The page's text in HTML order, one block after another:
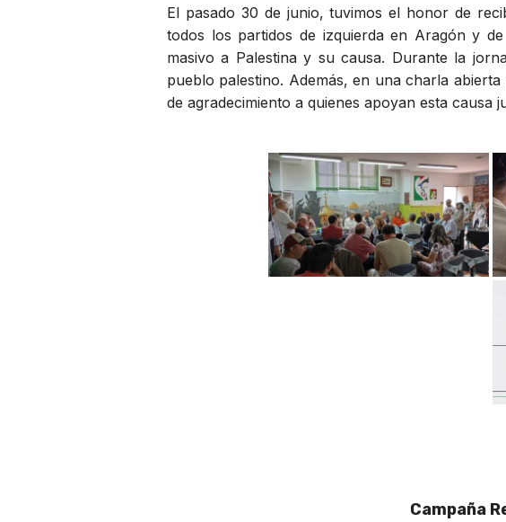
El pasado 30 de junio, tuvimos el honor de
todos los partidos de izquierda en Aragón y
masivo a Palestina y su causa. Durante la
pueblo palestino. Además, en una charla
de agradecimiento a quienes apoyan esta causa
Campaña